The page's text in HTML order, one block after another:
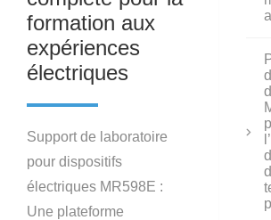
formation aux
expériences
électriques
Support de laboratoire
pour dispositifs
électriques MR598E :
Une plateforme